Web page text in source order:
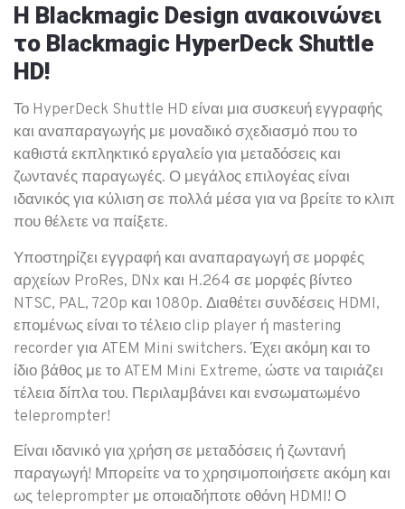
Η Blackmagic Design ανακοινώνει
το Blackmagic HyperDeck Shuttle
HD!
Το HyperDeck Shuttle HD είναι μια συσκευή εγγραφής
και αναπαραγωγής με μοναδικό σχεδιασμό που το
καθιστά εκπληκτικό εργαλείο για μεταδόσεις και
ζωντανές παραγωγές. Ο μεγάλος επιλογέας είναι
ιδανικός για κύλιση σε πολλά μέσα για να βρείτε το κλιπ
που θέλετε να παίξετε.
Υποστηρίζει εγγραφή και αναπαραγωγή σε μορφές
αρχείων ProRes, DNx και H.264 σε μορφές βίντεο
NTSC, PAL, 720p και 1080p. Διαθέτει συνδέσεις HDMI,
επομένως είναι το τέλειο clip player ή mastering
recorder για ATEM Mini switchers. Έχει ακόμη και το
ίδιο βάθος με το ATEM Mini Extreme, ώστε να ταιριάζει
τέλεια δίπλα του. Περιλαμβάνει και ενσωματωμένο
teleprompter!
Είναι ιδανικό για χρήση σε μεταδόσεις ή ζωντανή
παραγωγή! Μπορείτε να το χρησιμοποιήσετε ακόμη και
ως teleprompter με οποιαδήποτε οθόνη HDMI! Ο